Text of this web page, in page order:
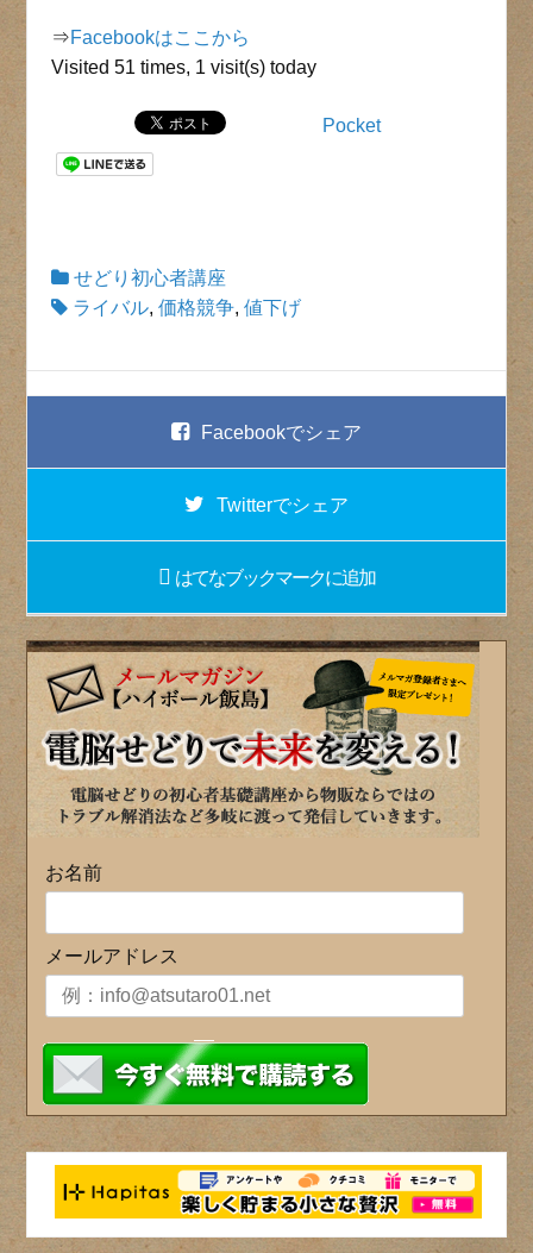
⇒Facebookはここから
Visited 51 times, 1 visit(s) today
Pocket
せどり初心者講座
ライバル,価格競争,値下げ
Facebookでシェア
Twitterでシェア
はてなブックマークに追加
お名前
メールアドレス